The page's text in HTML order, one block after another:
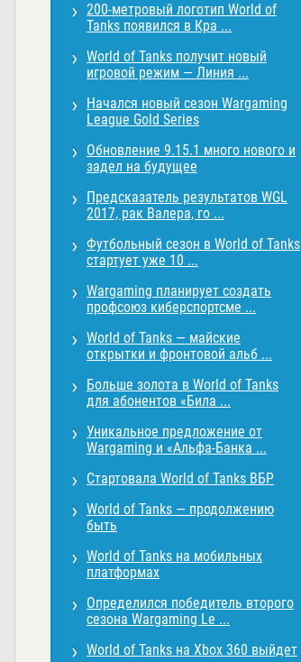
200-метровый логотип World of
Tanks появился в Кра ...
World of Tanks получит новый
игровой режим — Линия ...
Начался новый сезон Wargaming
League Gold Series
Обновление 9.15.1 много нового и
задел на будущее
Предсказатель результатов WGL
2017, рак Валера, го ...
Футбольный сезон в World of Tanks
стартует уже 10 ...
Wargaming планирует создать
профсоюз киберспортсме ...
World of Tanks — майские
открытки и фронтовой альб ...
Больше золота в World of Tanks
для абонентов «Била ...
Уникальное предложение от
Wargaming и «Альфа-Банка ...
Стартовала World of Tanks ВБР
World of Tanks — продолжению
быть
World of Tanks на мобильных
платформах
Определился победитель второго
сезона Wargaming Le ...
World of Tanks на Xbox 360 выйдет